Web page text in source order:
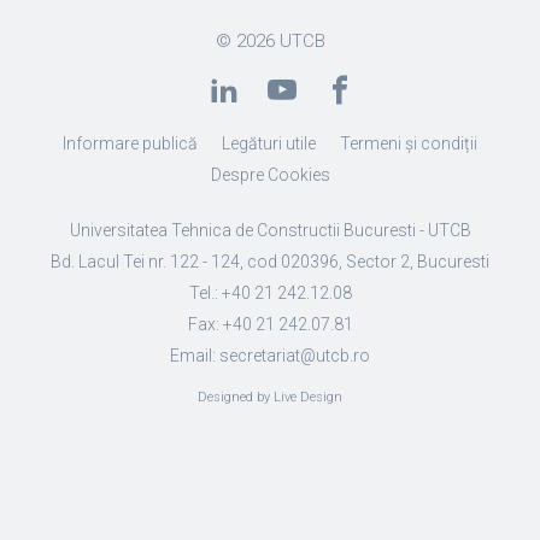
© 2026 UTCB
Informare publică Legături utile
Termeni și condiții
Despre Cookies
Universitatea Tehnica de Constructii Bucuresti - UTCB
Bd. Lacul Tei nr. 122 - 124, cod 020396, Sector 2, Bucuresti
Tel.: +40 21 242.12.08
Fax: +40 21 242.07.81
Email: secretariat@utcb.ro
Designed by Live Design